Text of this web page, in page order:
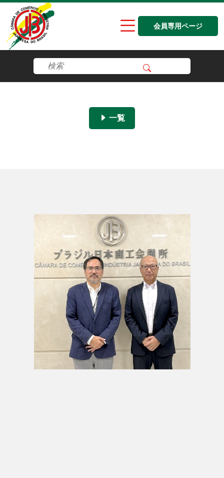
会員専用ページ
一覧